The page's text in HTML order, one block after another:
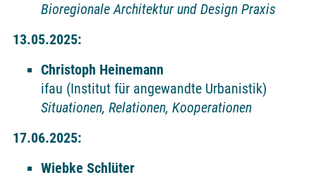
Bioregionale Architektur und Design Praxis
13.05.2025:
Christoph Heinemann
ifau (Institut für angewandte Urbanistik)
Situationen, Relationen, Kooperationen
17.06.2025:
Wiebke Schlüter